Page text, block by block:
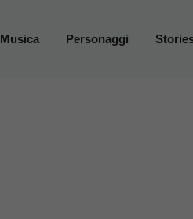
Musica Personaggi